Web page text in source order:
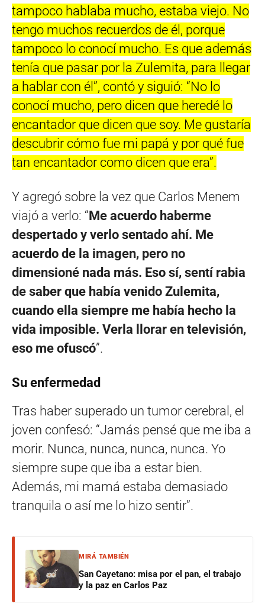
tampoco hablaba mucho, estaba viejo. No
tengo muchos recuerdos de él, porque
tampoco lo conocí mucho. Es que además
tenía que pasar por la Zulemita, para llegar
a hablar con él”, contó y siguió: “No lo
conocí mucho, pero dicen que heredé lo
encantador que dicen que soy. Me gustaría
descubrir cómo fue mi papá y por qué fue
tan encantador como dicen que era”.
Y agregó sobre la vez que Carlos Menem
viajó a verlo: “Me acuerdo haberme
despertado y verlo sentado ahí. Me
acuerdo de la imagen, pero no
dimensioné nada más. Eso sí, sentí rabia
de saber que había venido Zulemita,
cuando ella siempre me había hecho la
vida imposible. Verla llorar en televisión,
eso me ofuscó”.
Su enfermedad
Tras haber superado un tumor cerebral, el
joven confesó: “Jamás pensé que me iba a
morir. Nunca, nunca, nunca, nunca. Yo
siempre supe que iba a estar bien.
Además, mi mamá estaba demasiado
tranquila o así me lo hizo sentir”.
MIRÁ TAMBIÉN
San Cayetano: misa por el pan, el trabajo
y la paz en Carlos Paz